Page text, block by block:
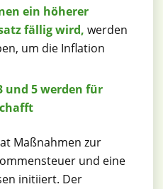
ein höherer
fällig wird, werden
um die Inflation
und 5 werden für
Maßnahmen zur
und eine
initiiert. Der